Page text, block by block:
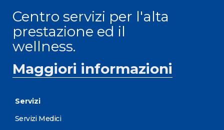
Centro servizi per l'alta
prestazione ed il
wellness.
Maggiori informazioni
Servizi
Servizi Medici